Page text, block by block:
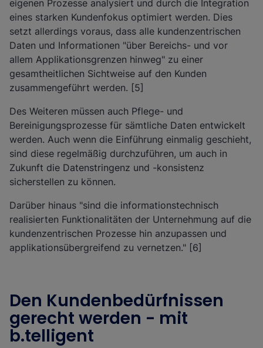
eigenen Prozesse analysiert und durch die Integration
eines starken Kundenfokus optimiert werden. Dies
setzt allerdings voraus, dass alle kundenzentrischen
Daten und Informationen "über Bereichs- und vor
allem Applikationsgrenzen hinweg" zu einer
gesamtheitlichen Sichtweise auf den Kunden
zusammengeführt werden. [5]
Des Weiteren müssen auch Pflege- und
Bereinigungsprozesse für sämtliche Daten entwickelt
werden. Auch wenn die Einführung einmalig geschieht,
sind diese regelmäßig durchzuführen, um auch in
Zukunft die Datenstringenz und -konsistenz
sicherstellen zu können.
Darüber hinaus "sind die informationstechnisch
realisierten Funktionalitäten der Unternehmung auf die
kundenzentrischen Prozesse hin anzupassen und
applikationsübergreifend zu vernetzen." [6]
Den Kundenbedürfnissen
gerecht werden - mit
b.telligent